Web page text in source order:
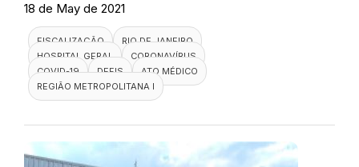
18 de May de 2021
FISCALIZAÇÃO
RIO DE JANEIRO
HOSPITAL GERAL
CORONAVÍRUS
COVID-19
DEFIS
ATO MÉDICO
REGIÃO METROPOLITANA I